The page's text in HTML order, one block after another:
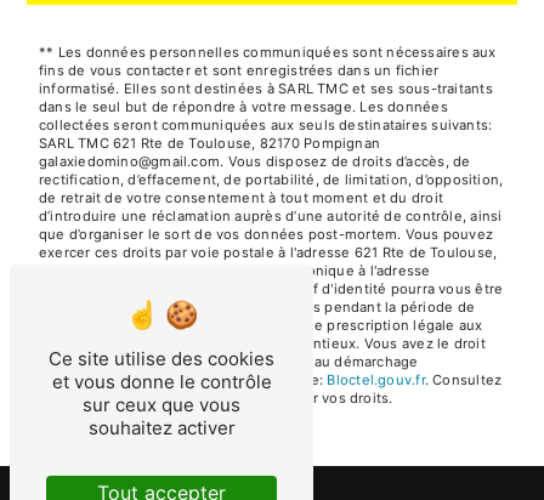
** Les données personnelles communiquées sont nécessaires aux
fins de vous contacter et sont enregistrées dans un fichier
informatisé. Elles sont destinées à SARL TMC et ses sous-traitants
dans le seul but de répondre à votre message. Les données
collectées seront communiquées aux seuls destinataires suivants:
SARL TMC 621 Rte de Toulouse, 82170 Pompignan
galaxiedomino@gmail.com. Vous disposez de droits d’accès, de
rectification, d’effacement, de portabilité, de limitation, d’opposition,
de retrait de votre consentement à tout moment et du droit
d’introduire une réclamation auprès d’une autorité de contrôle, ainsi
que d’organiser le sort de vos données post-mortem. Vous pouvez
exercer ces droits par voie postale à l'adresse 621 Rte de Toulouse,
82170 Pompignan ou par courrier électronique à l'adresse
galaxiedomino@gmail.com. Un justificatif d'identité pourra vous être
demandé. Nous conservons vos données pendant la période de
prise de contact puis pendant la durée de prescription légale aux
fins probatoires et de gestion des contentieux. Vous avez le droit
de vous inscrire sur la liste d'opposition au démarchage
téléphonique, disponible à cette adresse:
Bloctel.gouv.fr. Consultez
le site cnil.fr pour plus d’informations sur vos droits.
Ce site utilise des cookies
et vous donne le contrôle
sur ceux que vous
souhaitez activer
Tout accepter